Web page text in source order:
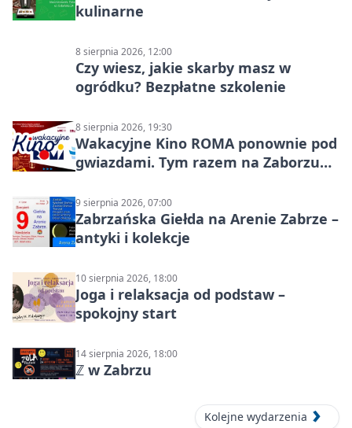
kulinarne
8 sierpnia 2026, 12:00
Czy wiesz, jakie skarby masz w
ogródku? Bezpłatne szkolenie
8 sierpnia 2026, 19:30
Wakacyjne Kino ROMA ponownie pod
gwiazdami. Tym razem na Zaborzu
9 sierpnia 2026, 07:00
Zabrzańska Giełda na Arenie Zabrze –
antyki i kolekcje
10 sierpnia 2026, 18:00
Joga i relaksacja od podstaw –
spokojny start
14 sierpnia 2026, 18:00
ℤ w Zabrzu
Kolejne wydarzenia